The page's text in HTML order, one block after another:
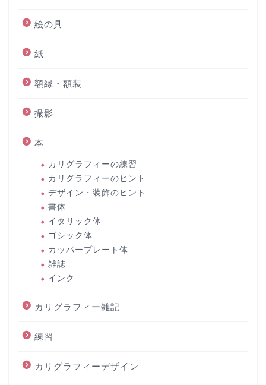
絵の具
紙
額縁・額装
撮影
本
カリグラフィーの練習
カリグラフィーのヒント
デザイン・装飾のヒント
書体
イタリック体
ゴシック体
カッパープレート体
雑誌
インク
カリグラフィー雑記
練習
カリグラフィーデザイン